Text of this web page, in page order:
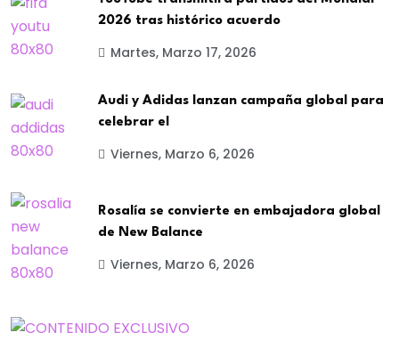
2026 tras histórico acuerdo
Martes, Marzo 17, 2026
Audi y Adidas lanzan campaña global para
celebrar el
Viernes, Marzo 6, 2026
Rosalía se convierte en embajadora global
de New Balance
Viernes, Marzo 6, 2026